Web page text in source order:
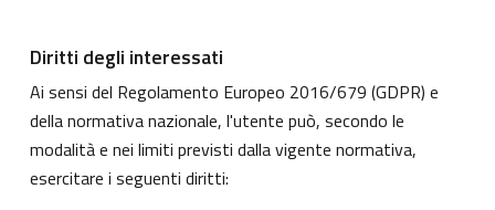
Diritti degli interessati
Ai sensi del Regolamento Europeo 2016/679 (GDPR) e
della normativa nazionale, l'utente può, secondo le
modalità e nei limiti previsti dalla vigente normativa,
esercitare i seguenti diritti: